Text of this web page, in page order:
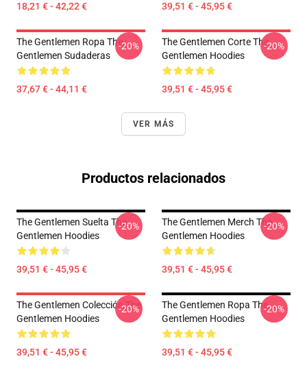
18,21 € - 42,22 € 39,51 € - 45,95 €
The Gentlemen Ropa The
Gentlemen Sudaderas
37,67 € - 44,11 €
-20%
The Gentlemen Corte The
Gentlemen Hoodies
39,51 € - 45,95 €
-20%
VER MÁS
Productos relacionados
The Gentlemen Suelta The
Gentlemen Hoodies
39,51 € - 45,95 €
-20%
The Gentlemen Merch The
Gentlemen Hoodies
39,51 € - 45,95 €
-20%
The Gentlemen Colección The
Gentlemen Hoodies
39,51 € - 45,95 €
-20%
The Gentlemen Ropa The
Gentlemen Hoodies
39,51 € - 45,95 €
-20%